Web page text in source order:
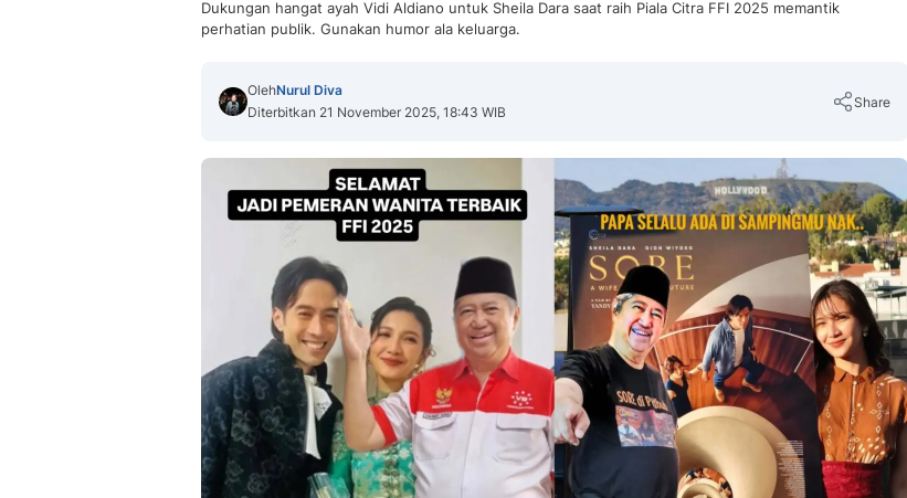
Dukungan hangat ayah Vidi Aldiano untuk Sheila Dara saat raih Piala Citra FFI 2025 memantik
perhatian publik. Gunakan humor ala keluarga.
OlehNurul Diva
Diterbitkan 21 November 2025, 18:43 WIB
Share
Copy Link